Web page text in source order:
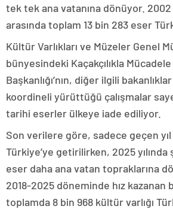
tek tek ana vatanına dönüyor. 2002
arasında toplam 13 bin 283 eser
Kültür Varlıkları ve Müzeler Genel
bünyesindeki Kaçakçılıkla
Başkanlığı’nın, diğer ilgili
koordineli yürüttüğü çalışmalar
tarihi eserler ülkeye iade ediliyor.
Son verilere göre, sadece geçen yıl
Türkiye’ye getirilirken, 2025 yılında
eser daha ana vatan topraklarına
2018-2025 döneminde hız kazanan
toplamda 8 bin 968 kültür varlığı